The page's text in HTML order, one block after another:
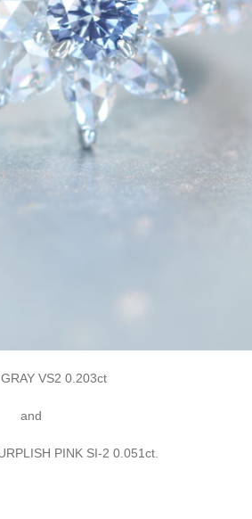
VS2 0.203ct
and
PINK SI-2 0.051ct.